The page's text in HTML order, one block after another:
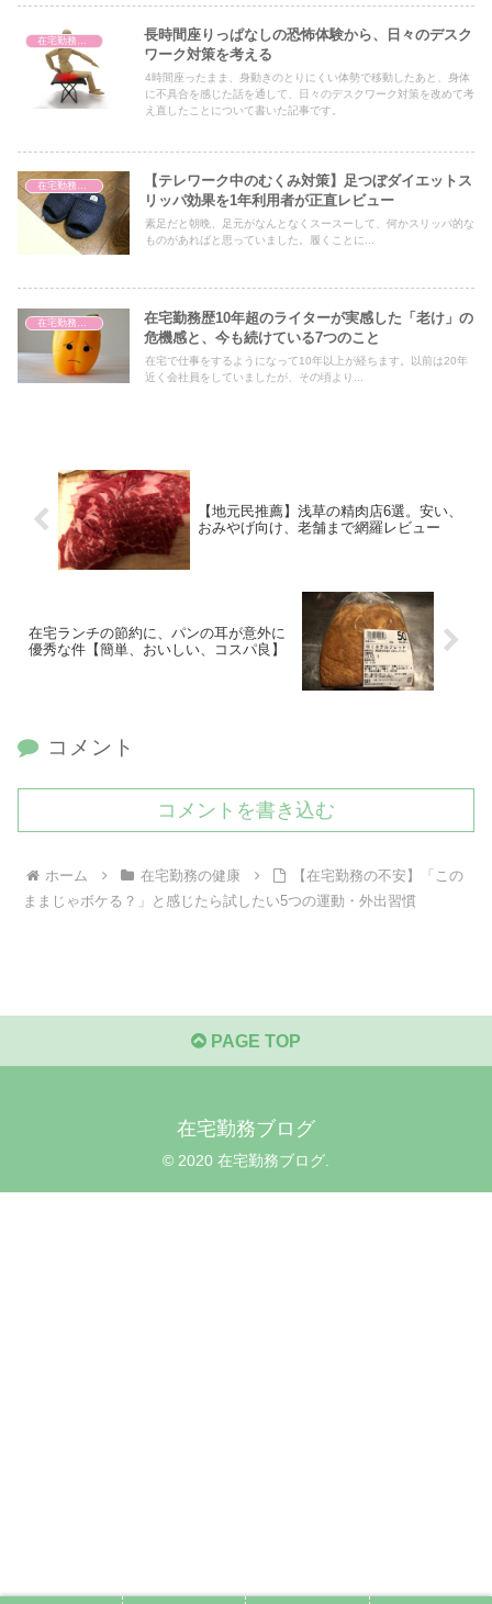
長時間座りっぱなしの恐怖体験から、日々のデスク
ワーク対策を考える
4時間座ったまま、身動きのとりにくい体勢で移動したあと、身体
に不具合を感じた話を通して、日々のデスクワーク対策を改めて考
え直したことについて書いた記事です。
在宅勤務のダイエット
【テレワーク中のむくみ対策】足つぼダイエットス
リッパ効果を1年利用者が正直レビュー
素足だと朝晩、足元がなんとなくスースーして、何かスリッパ的な
ものがあればと思っていました。履くことに...
在宅勤務の健康
在宅勤務歴10年超のライターが実感した「老け」の
危機感と、今も続けている7つのこと
在宅で仕事をするようになって10年以上が経ちます。以前は20年
近く会社員をしていましたが、その頃より...
【地元民推薦】浅草の精肉店6選。安い、
おみやげ向け、老舗まで網羅レビュー
在宅ランチの節約に、パンの耳が意外に
優秀な件【簡単、おいしい、コスパ良】
コメント
コメントを書き込む
ホーム 在宅勤務の健康
【在宅勤務の不安】「この
ままじゃボケる？」と感じたら試したい5つの運動・外出習慣
PAGE TOP
在宅勤務ブログ
© 2020 在宅勤務ブログ.